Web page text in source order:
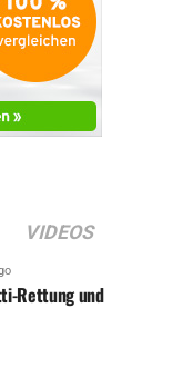
VIDEOS
Rettung und